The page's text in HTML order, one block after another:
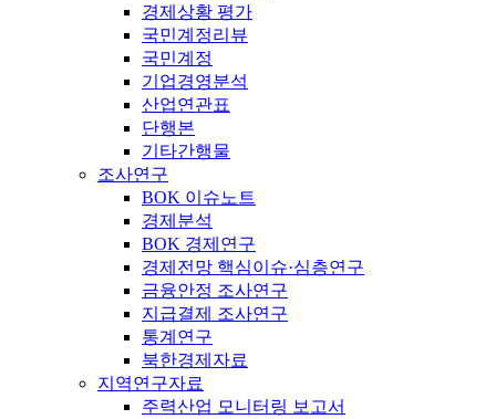
경제상황 평가
국민계정리뷰
국민계정
기업경영분석
산업연관표
단행본
기타간행물
조사연구
BOK 이슈노트
경제분석
BOK 경제연구
경제전망 핵심이슈·심층연구
금융안정 조사연구
지급결제 조사연구
통계연구
북한경제자료
지역연구자료
주력산업 모니터링 보고서